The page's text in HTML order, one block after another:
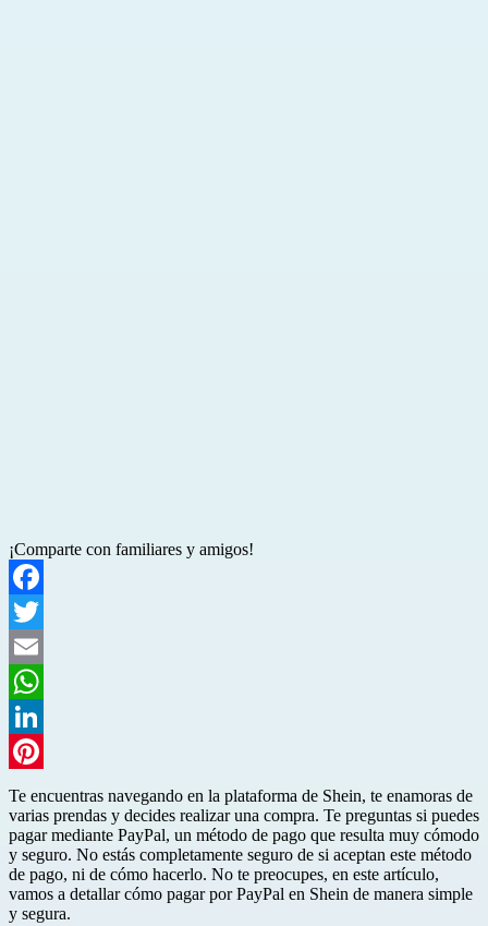
¡Comparte con familiares y amigos!
Facebook
Twitter
Email
WhatsApp
LinkedIn
Pinterest
Te encuentras navegando en la plataforma de Shein, te enamoras de
varias prendas y decides realizar una compra. Te preguntas si puedes
pagar mediante PayPal, un método de pago que resulta muy cómodo
y seguro. No estás completamente seguro de si aceptan este método
de pago, ni de cómo hacerlo. No te preocupes, en este artículo,
vamos a detallar cómo pagar por PayPal en Shein de manera simple
y segura.